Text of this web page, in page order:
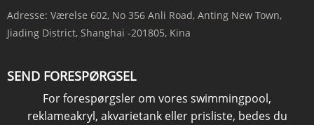
Adresse: Værelse 602, No 356 Anli Road, Anting New Town,
Jiading District, Shanghai -201805, Kina
SEND FORESPØRGSEL
For forespørgsler om vores swimmingpool,
reklameakryl, akvarietank eller prisliste, bedes du